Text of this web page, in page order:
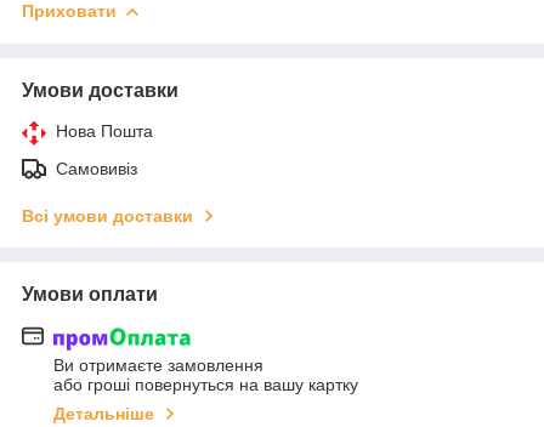
Приховати
Умови доставки
Нова Пошта
Самовивіз
Всі умови доставки
Умови оплати
Ви отримаєте замовлення
або гроші повернуться на вашу картку
Детальніше